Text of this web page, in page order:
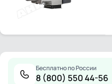
Бесплатно по России
8 (800) 550 44-56